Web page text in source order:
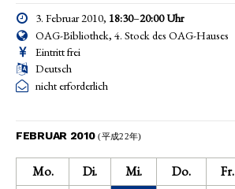
3. Februar 2010, 18:30–20:00Uhr
OAG-Bibliothek, 4. Stock des OAG-Hauses
Eintritt frei
Deutsch
nicht erforderlich
FEBRUAR 2010(平成22年)
Mo. Di. Mi. Do. Fr.